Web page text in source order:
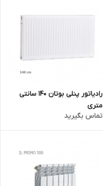
رادیاتور پنلی بوتان 140 سانتی
متری
تماس بگیرید